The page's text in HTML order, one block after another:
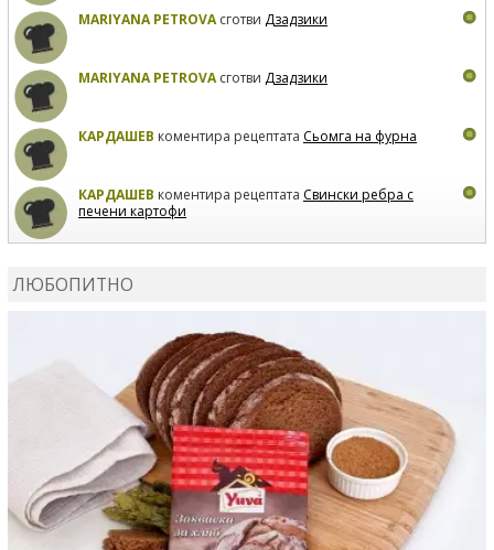
MARIYANA PETROVAсготви Дзадзики
MARIYANA PETROVAсготви Дзадзики
КАРДАШЕВ коментира рецептата Сьомга на фурна
КАРДАШЕВ коментира рецептата Свински ребра с
печени картофи
ЛЮБОПИТНО